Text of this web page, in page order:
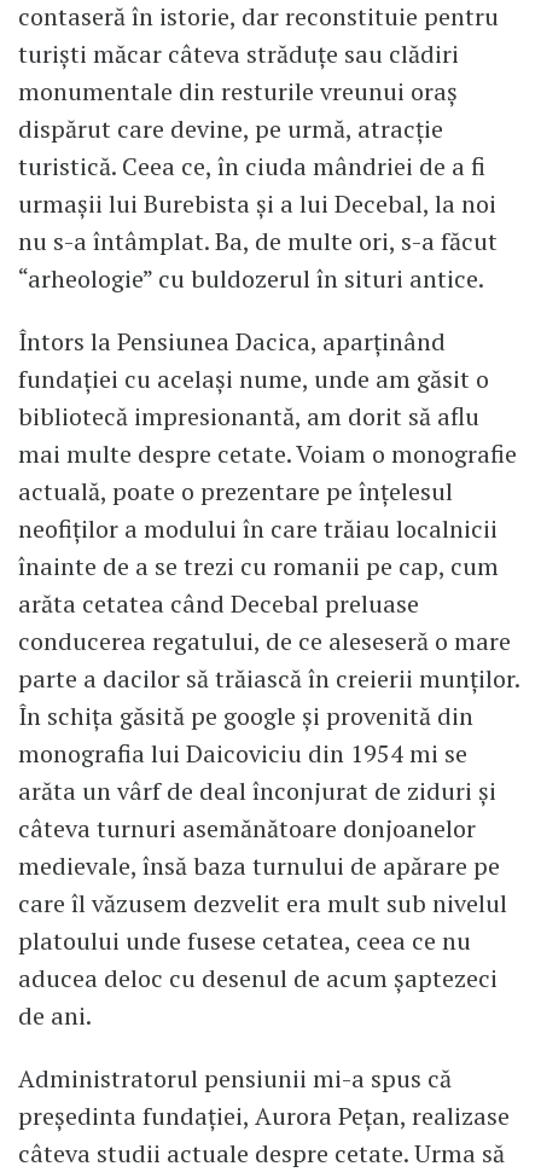
contaseră în istorie, dar reconstituie pentru
turişti măcar câteva străduţe sau clădiri
monumentale din resturile vreunui oraş
dispărut care devine, pe urmă, atracţie
turistică. Ceea ce, în ciuda mândriei de a fi
urmaşii lui Burebista şi a lui Decebal, la noi
nu s-a întâmplat. Ba, de multe ori, s-a făcut
“arheologie” cu buldozerul în situri antice.
Întors la Pensiunea Dacica, aparţinând
fundaţiei cu acelaşi nume, unde am găsit o
bibliotecă impresionantă, am dorit să aflu
mai multe despre cetate. Voiam o monografie
actuală, poate o prezentare pe înţelesul
neofiţilor a modului în care trăiau localnicii
înainte de a se trezi cu romanii pe cap, cum
arăta cetatea când Decebal preluase
conducerea regatului, de ce aleseseră o mare
parte a dacilor să trăiască în creierii munţilor.
În schiţa găsită pe google şi provenită din
monografia lui Daicoviciu din 1954 mi se
arăta un vârf de deal înconjurat de ziduri şi
câteva turnuri asemănătoare donjoanelor
medievale, însă baza turnului de apărare pe
care îl văzusem dezvelit era mult sub nivelul
platoului unde fusese cetatea, ceea ce nu
aducea deloc cu desenul de acum şaptezeci
de ani.
Administratorul pensiunii mi-a spus că
preşedinta fundaţiei, Aurora Peţan, realizase
câteva studii actuale despre cetate. Urma să